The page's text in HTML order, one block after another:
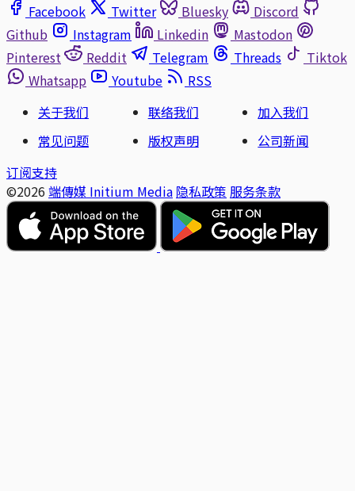
Facebook
Twitter Bluesky
Discord
Github
Instagram Linkedin
Mastodon
Pinterest
Reddit Telegram Threads
Tiktok
Whatsapp
Youtube
RSS
关于我们
联络我们
加入我们
常见问题
版权声明
公司新闻
订阅支持
©2026 端傳媒 Initium Media 隐私政策 服务条款